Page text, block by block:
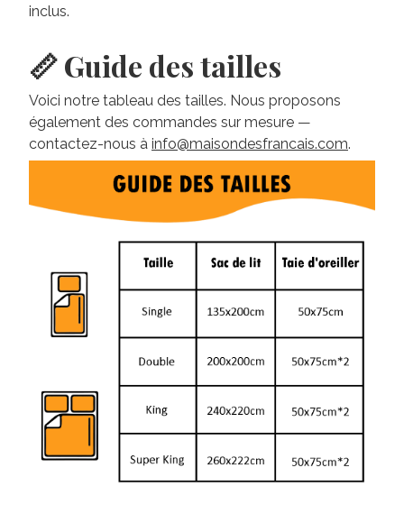
inclus.
📏 Guide des tailles
Voici notre tableau des tailles. Nous proposons
également des commandes sur mesure —
contactez-nous à info@maisondesfrancais.com.